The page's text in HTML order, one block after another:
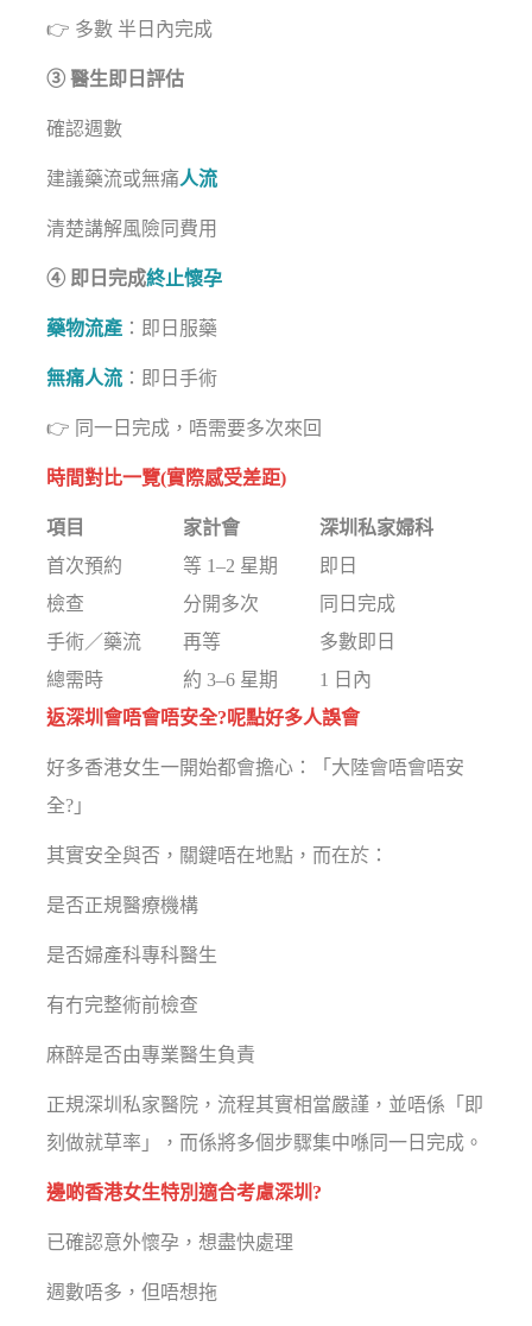
👉 多數 半日內完成
③ 醫生即日評估
確認週數
建議藥流或無痛人流
清楚講解風險同費用
④ 即日完成終止懷孕
藥物流產 ：即日服藥
無痛人流 ：即日手術
👉 同一日完成，唔需要多次來回
時間對比一覽(實際感受差距)
項目 家計會
深圳私家婦科
首次預約
等 1–2 星期
即日
檢查
分開多次
同日完成
手術／藥流
再等
多數即日
總需時
約 3–6 星期
1 日內
返深圳會唔會唔安全?呢點好多人誤會
好多香港女生一開始都會擔心：「大陸會唔會唔安
全?」
其實安全與否，關鍵唔在地點，而在於：
是否正規醫療機構
是否婦產科專科醫生
有冇完整術前檢查
麻醉是否由專業醫生負責
正規深圳私家醫院，流程其實相當嚴謹，並唔係「即
刻做就草率」，而係將多個步驟集中喺同一日完成。
邊啲香港女生特別適合考慮深圳?
已確認意外懷孕，想盡快處理
週數唔多，但唔想拖